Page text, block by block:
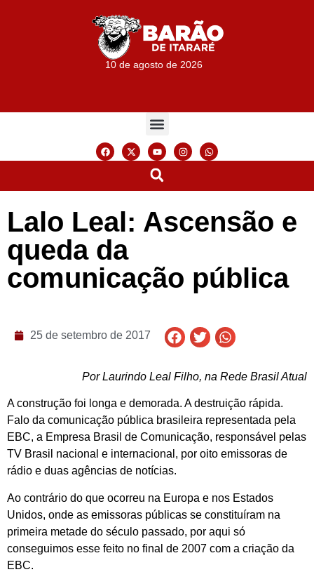
10 de agosto de 2026
Lalo Leal: Ascensão e
queda da
comunicação pública
25 de setembro de 2017
Por Laurindo Leal Filho, na Rede Brasil Atual
A construção foi longa e demorada. A destruição rápida.
Falo da comunicação pública brasileira representada pela
EBC, a Empresa Brasil de Comunicação, responsável pelas
TV Brasil nacional e internacional, por oito emissoras de
rádio e duas agências de notícias.
Ao contrário do que ocorreu na Europa e nos Estados
Unidos, onde as emissoras públicas se constituíram na
primeira metade do século passado, por aqui só
conseguimos esse feito no final de 2007 com a criação da
EBC.